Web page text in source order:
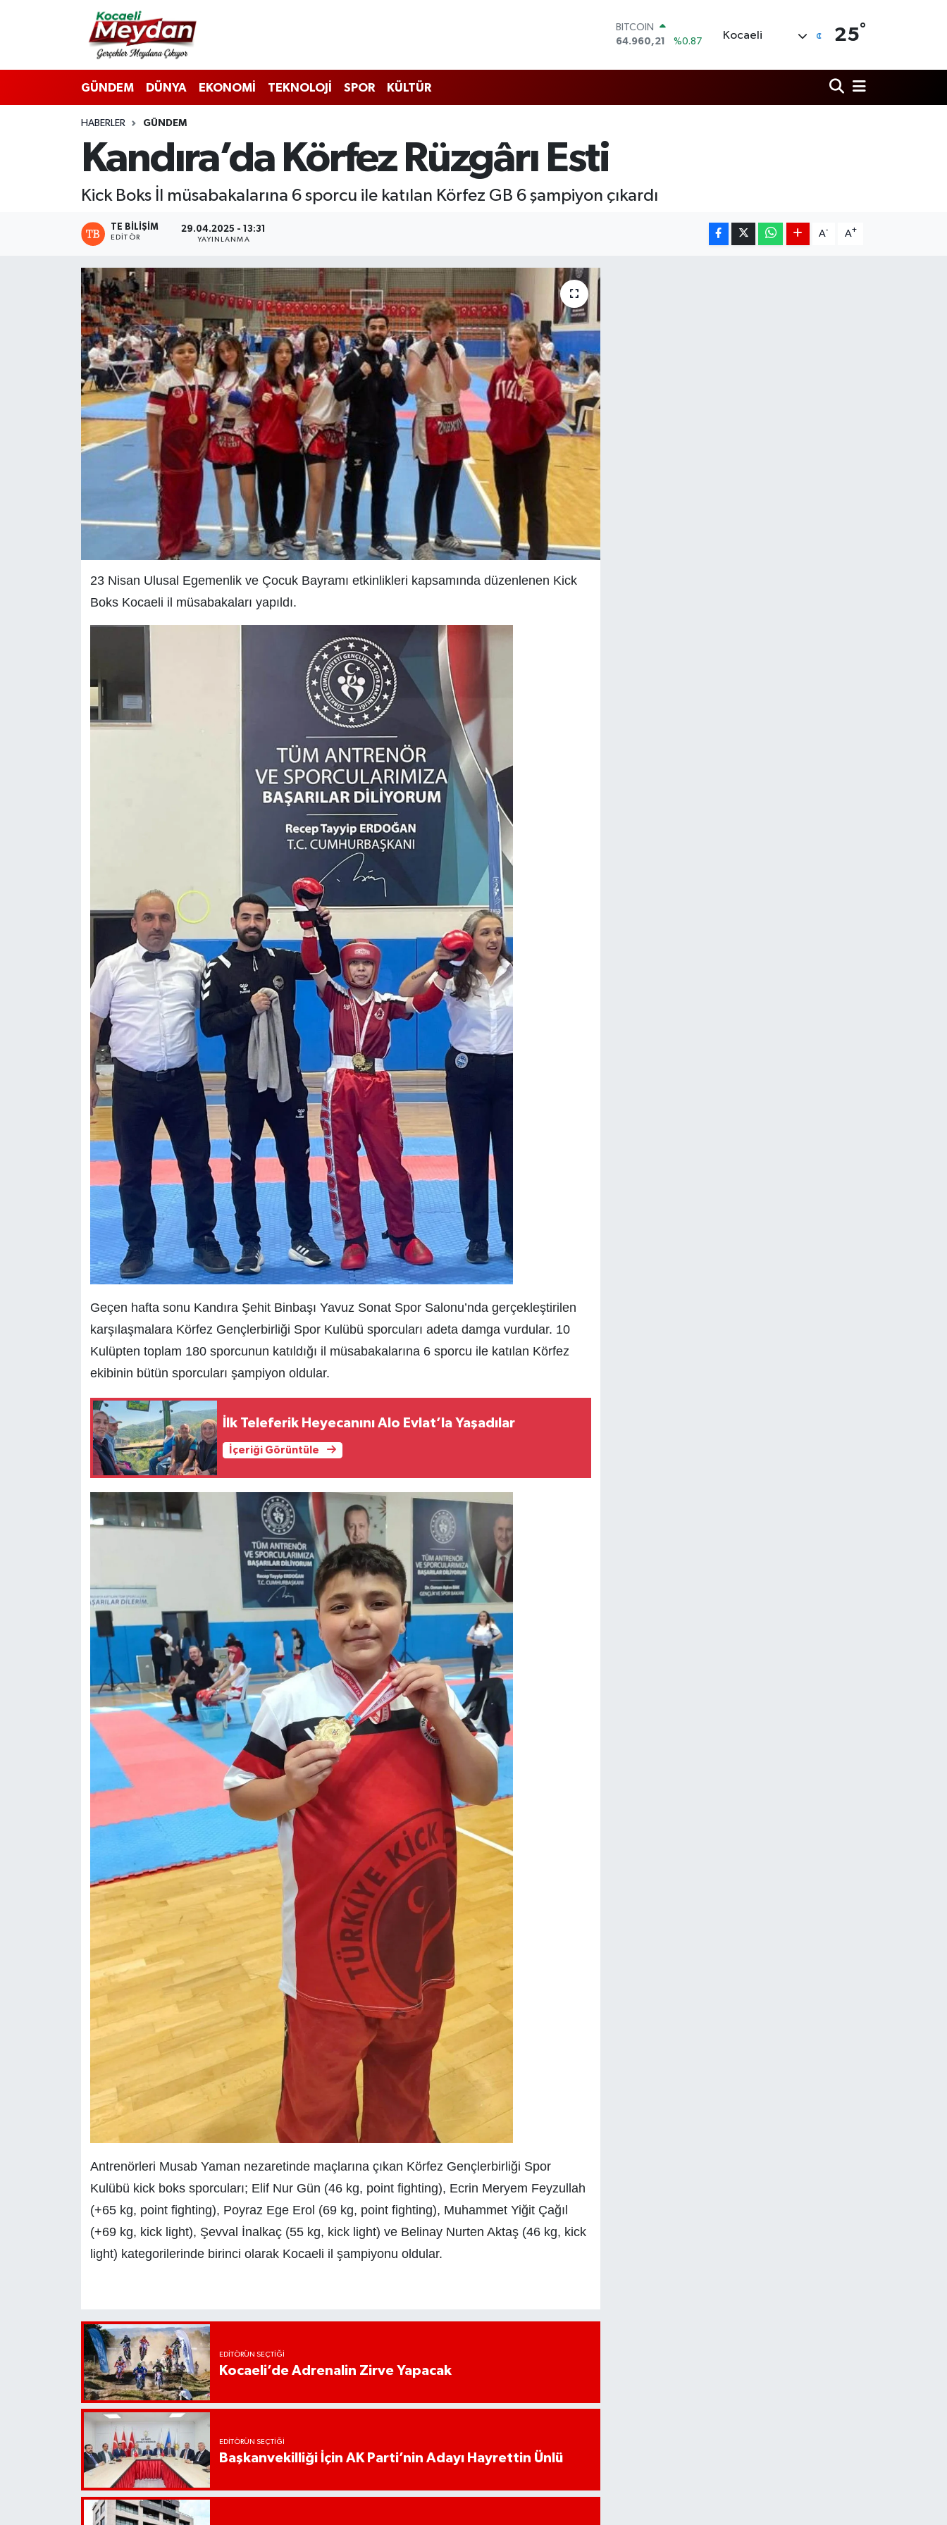
DOLAR
47,7436
%0.18
55,2510
%0.32
Kocaeli 25°
GÜNDEM DÜNYA EKONOMİ TEKNOLOJİ SPOR KÜLTÜR
HABERLER GÜNDEM
Kandıra’da Körfez Rüzgârı Esti
Kick Boks İl müsabakalarına 6 sporcu ile katılan Körfez GB 6 şampiyon çıkardı
TE BILIŞIM
EDITÖR
29.04.2025 - 13:31
YAYINLANMA
A- A+
23 Nisan Ulusal Egemenlik ve Çocuk Bayramı etkinlikleri kapsamında düzenlenen Kick
Boks Kocaeli il müsabakaları yapıldı.
Geçen hafta sonu Kandıra Şehit Binbaşı Yavuz Sonat Spor Salonu’nda gerçekleştirilen
karşılaşmalara Körfez Gençlerbirliği Spor Kulübü sporcuları adeta damga vurdular. 10
Kulüpten toplam 180 sporcunun katıldığı il müsabakalarına 6 sporcu ile katılan Körfez
ekibinin bütün sporcuları şampiyon oldular.
İlk Teleferik Heyecanını Alo Evlat’la Yaşadılar
İçeriği Görüntüle
Antrenörleri Musab Yaman nezaretinde maçlarına çıkan Körfez Gençlerbirliği Spor
Kulübü kick boks sporcuları; Elif Nur Gün (46 kg, point fighting), Ecrin Meryem Feyzullah
(+65 kg, point fighting), Poyraz Ege Erol (69 kg, point fighting), Muhammet Yiğit Çağıl
(+69 kg, kick light), Şevval İnalkaç (55 kg, kick light) ve Belinay Nurten Aktaş (46 kg, kick
light) kategorilerinde birinci olarak Kocaeli il şampiyonu oldular.
EDITÖRÜN SEÇTIĞI
Kocaeli’de Adrenalin Zirve Yapacak
EDITÖRÜN SEÇTIĞI
Başkanvekilliği İçin AK Parti’nin Adayı Hayrettin Ünlü
Nöbetçi Eczaneler
Hava Durumu
Trafik Durumu
Süper Lig Puan Durumu ve Fikstür
Tüm Manşetler
Son Dakika Haberleri
Haber Arşivi